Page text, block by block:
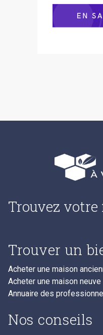
Trouvez
Trouver un
Acheter une maison
Acheter une maison neuve
Annuaire des
Nos conseils